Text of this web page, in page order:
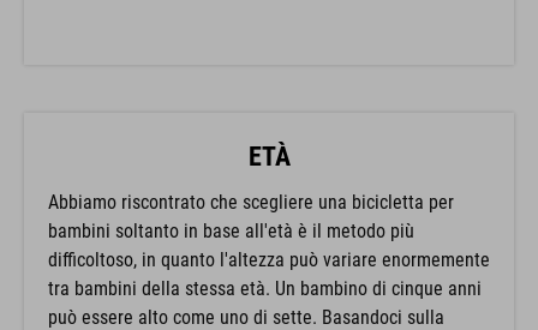
ETÀ
Abbiamo riscontrato che scegliere una bicicletta per
bambini soltanto in base all'età è il metodo più
difficoltoso, in quanto l'altezza può variare enormemente
tra bambini della stessa età. Un bambino di cinque anni
può essere alto come uno di sette. Basandoci sulla